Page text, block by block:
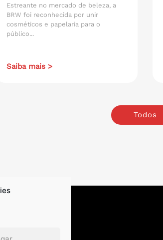
Estreante no mercado de beleza, a
BRW foi reconhecida por unir
cosméticos e papelaria para o
público...
Saiba mais >
Todos